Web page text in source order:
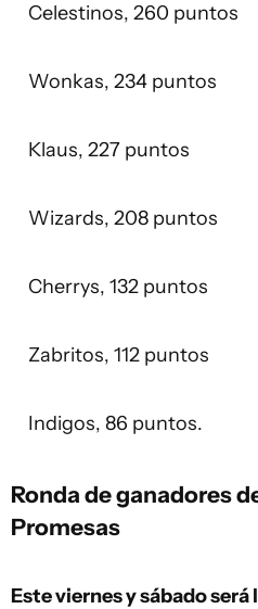
Celestinos, 260 puntos
Wonkas, 234 puntos
Klaus, 227 puntos
Wizards, 208 puntos
Cherrys, 132 puntos
Zabritos, 112 puntos
Indigos, 86 puntos.
Ronda de ganadores
Promesas
Este viernes y sábado